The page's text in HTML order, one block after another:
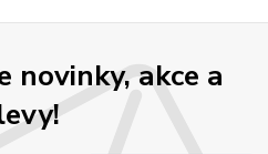
novinky, akce a